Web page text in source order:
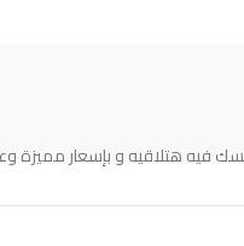
فيه هتلاقيه و بإسعار مميزة